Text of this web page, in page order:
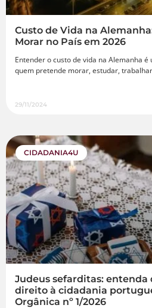
Custo de Vida na
Morar no País em 2026
Entender o custo de vida na Alemanha
quem pretende morar, estudar, trabalhar
29/11/2024
CIDADANIA4U
Judeus sefarditas:
direito à cidadania
Orgânica nº 1/2026